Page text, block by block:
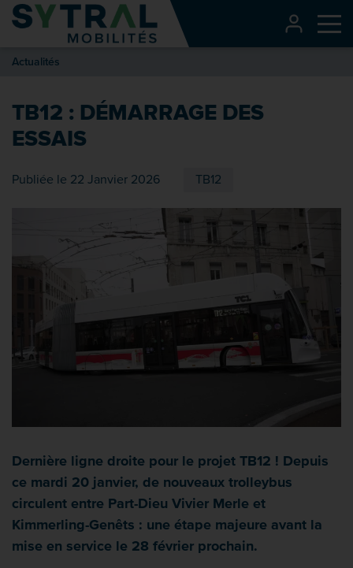
Contenu
Entête de page
Recherche
Pied de page
Actualités
TB12 : DÉMARRAGE DES
ESSAIS
Publiée le 22 Janvier 2026 TB12
Dernière ligne droite pour le projet TB12 ! Depuis
ce mardi 20 janvier, de nouveaux trolleybus
circulent entre Part-Dieu Vivier Merle et
Kimmerling-Genêts : une étape majeure avant la
mise en service le 28 février prochain.